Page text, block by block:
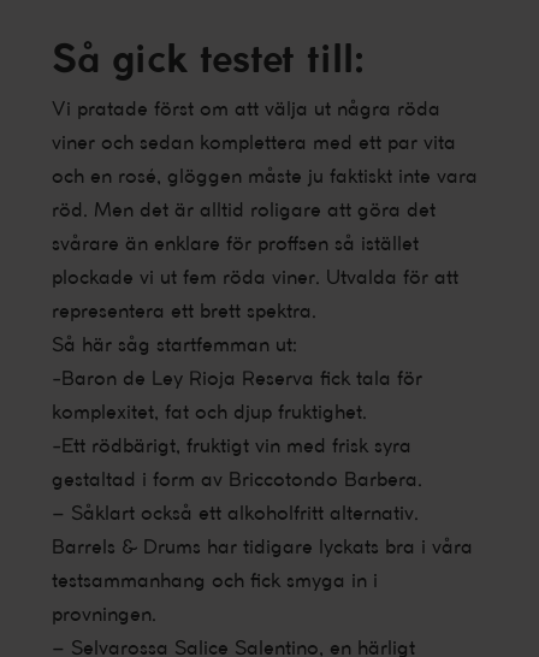
Så gick testet till:
Vi pratade först om att välja ut några röda
viner och sedan komplettera med ett par vita
och en rosé, glöggen måste ju faktiskt inte vara
röd. Men det är alltid roligare att göra det
svårare än enklare för proffsen så istället
plockade vi ut fem röda viner. Utvalda för att
representera ett brett spektra.
Så här såg startfemman ut:
-Baron de Ley Rioja Reserva fick tala för
komplexitet, fat och djup fruktighet.
-Ett rödbärigt, fruktigt vin med frisk syra
gestaltad i form av Briccotondo Barbera.
– Såklart också ett alkoholfritt alternativ.
Barrels & Drums har tidigare lyckats bra i våra
testsammanhang och fick smyga in i
provningen.
– Selvarossa Salice Salentino, en härligt